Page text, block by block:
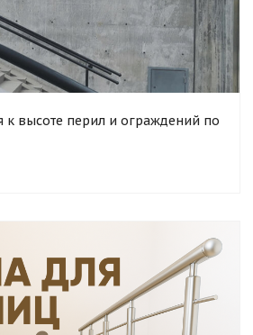
высоте перил и ограждений по